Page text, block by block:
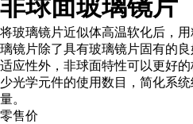
非球面玻璃镜片
将玻璃镜片近似体高温软化后，
璃镜片除了具有玻璃镜片固有的
适应性外，非球面特性可以更好
少光学元件的使用数目，简化系
量。
零售价